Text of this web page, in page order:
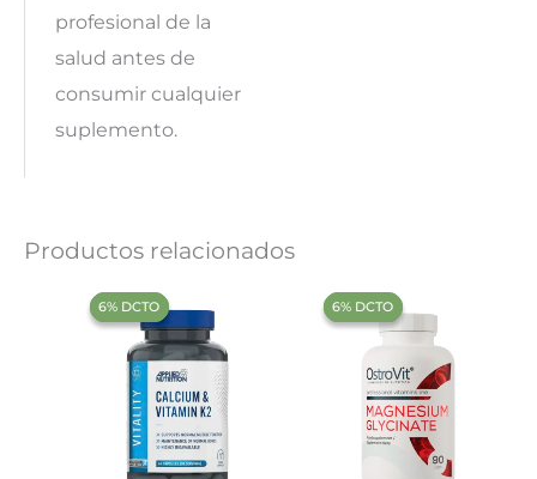
profesional de la
salud antes de
consumir cualquier
suplemento.
Productos relacionados
‍6% DCTO‍‍
‍6% DCTO‍‍ ‍6% DCTO‍‍
‍6% DCTO‍‍